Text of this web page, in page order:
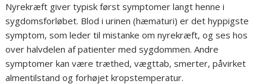
Nyrekræft giver typisk først symptomer langt henne i
sygdomsforløbet. Blod i urinen (hæmaturi) er det hyppigste
symptom, som leder til mistanke om nyrekræft, og ses hos
over halvdelen af patienter med sygdommen. Andre
symptomer kan være træthed, vægttab, smerter, påvirket
almentilstand og forhøjet kropstemperatur.